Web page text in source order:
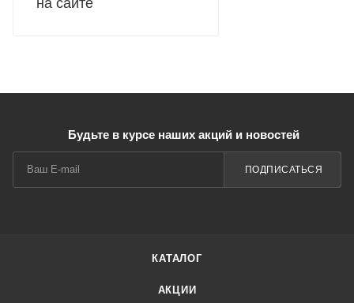
на сайте
Будьте в курсе наших акций и новостей
ПОДПИСАТЬСЯ
КАТАЛОГ
АКЦИИ